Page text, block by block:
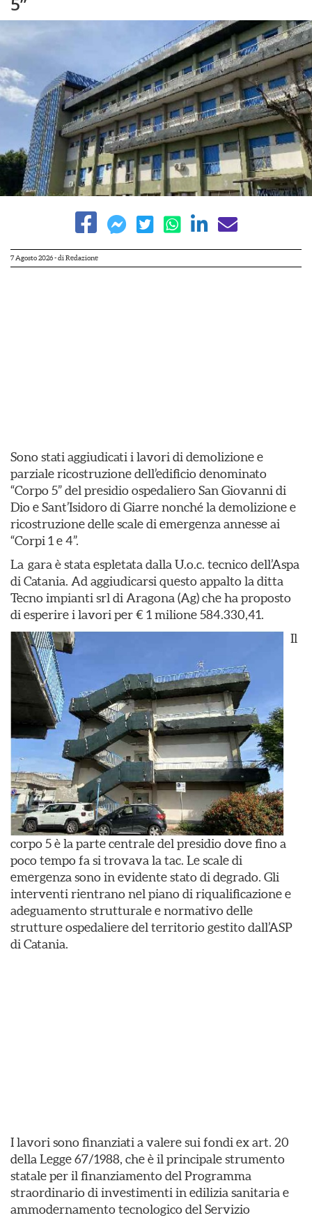
7 Agosto 2026- di Redazione
Sono stati aggiudicati i lavori di demolizione e
parziale ricostruzione dell’edificio denominato
“Corpo 5” del presidio ospedaliero San Giovanni di
Dio e Sant’Isidoro di Giarre nonché la demolizione e
ricostruzione delle scale di emergenza annesse ai
“Corpi 1 e 4”.
La gara è stata espletata dalla U.o.c. tecnico dell’Aspa
di Catania. Ad aggiudicarsi questo appalto la ditta
Tecno impianti srl di Aragona (Ag) che ha proposto
di esperire i lavori per € 1 milione 584.330,41.
Il
corpo 5 è la parte centrale del presidio dove fino a
poco tempo fa si trovava la tac. Le scale di
emergenza sono in evidente stato di degrado. Gli
interventi rientrano nel piano di riqualificazione e
adeguamento strutturale e normativo delle
strutture ospedaliere del territorio gestito dall’ASP
di Catania.
I lavori sono finanziati a valere sui fondi ex art. 20
della Legge 67/1988, che è il principale strumento
statale per il finanziamento del Programma
straordinario di investimenti in edilizia sanitaria e
ammodernamento tecnologico del Servizio